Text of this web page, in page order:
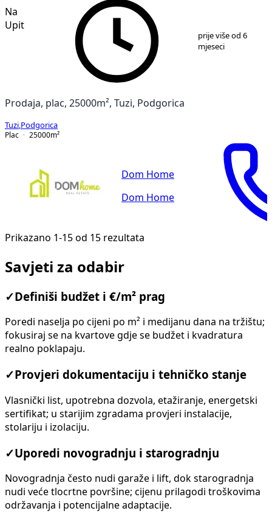
4
Na
Upit
prije više od 6
mjeseci
Prodaja, plac, 25000m², Tuzi, Podgorica
Tuzi Podgorica
Plac
25000m²
Dom Home
Dom Home
Prikazano 1-15 od 15 rezultata
Savjeti za odabir
✓ Definiši budžet i €/m² prag
Poredi naselja po cijeni po m² i medijanu dana na tržištu;
fokusiraj se na kvartove gdje se budžet i kvadratura
realno poklapaju.
✓ Provjeri dokumentaciju i tehničko stanje
Vlasnički list, upotrebna dozvola, etažiranje, energetski
sertifikat; u starijim zgradama provjeri instalacije,
stolariju i izolaciju.
✓Uporedi novogradnju i starogradnju
Novogradnja često nudi garaže i lift, dok starogradnja
nudi veće tlocrtne površine; cijenu prilagodi troškovima
održavanja i potencijalne adaptacije.